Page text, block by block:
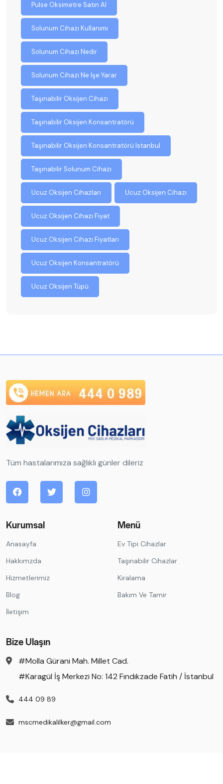
Pulse Oksimetre Satın Al
Solunum Cihazı Kullanımı
Solunum Cihazı Nedir
Solunum Cihazı Ne Işe Yarar
Taşınabilir Oksijen Cihazı
Taşınabilir Oksijen Konsantratörü
Taşınabilir Oksijen Konsantratörü Istanbul
Taşınabilir Solunum Cihazı
Ucuz Oksijen Cihazları Ucuz Oksijen Cihazı
Ucuz Oksijen Cihazı Fiyat
Ucuz Oksijen Cihazı Fiyatları
Ucuz Oksijen Konsantratörü
Ucuz Oksijen Tüpü
Tüm hastalarımıza sağlıklı günler dileriz
Kurumsal
Anasayfa
Hakkımzda
Hizmetlerimiz
Blog
İletişim
Menü
Ev Tipi Cihazlar
Taşınabilir Cihazlar
Kiralama
Bakım Ve Tamir
Bize Ulaşın
#Molla Gürani Mah. Millet Cad.
#Karagül İş Merkezi No: 142 Fındıkzade Fatih / İstanbul
444 09 89
mscmedikalilker@gmail.com